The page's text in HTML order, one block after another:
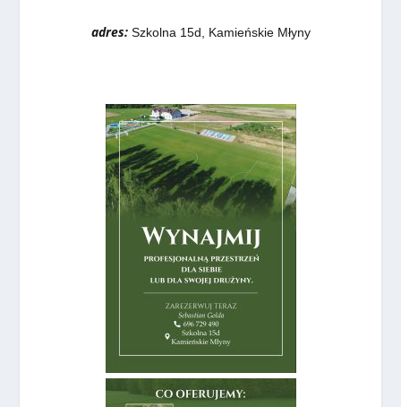
adres: Szkolna 15d, Kamieńskie Młyny